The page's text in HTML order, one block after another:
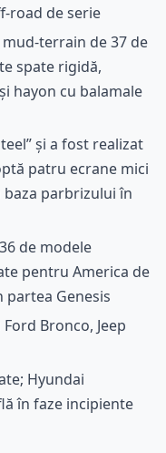
road de serie
terrain de 37 de
spate rigidă,
hayon cu balamale
și a fost realizat
patru ecrane mici
baza parbrizului în
de modele
pentru America de
partea Genesis
Bronco, Jeep
Hyundai
în faze incipiente